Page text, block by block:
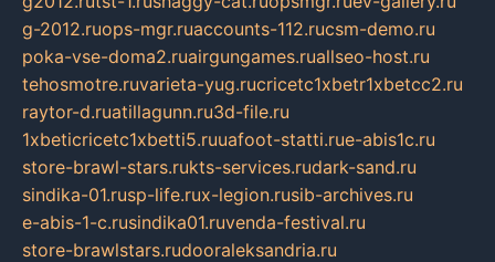
g-2012.ruops-mgr.ruaccounts-112.rucsm-demo.ru
poka-vse-doma2.ruairgungames.ruallseo-host.ru
tehosmotre.ruvarieta-yug.rucricetc1xbetr1xbetcc2.ru
raytor-d.ruatillagunn.ru3d-file.ru
1xbeticricetc1xbetti5.ruuafoot-statti.rue-abis1c.ru
store-brawl-stars.rukts-services.rudark-sand.ru
sindika-01.rusp-life.rux-legion.rusib-archives.ru
e-abis-1-c.rusindika01.ruvenda-festival.ru
store-brawlstars.rudooraleksandria.ru